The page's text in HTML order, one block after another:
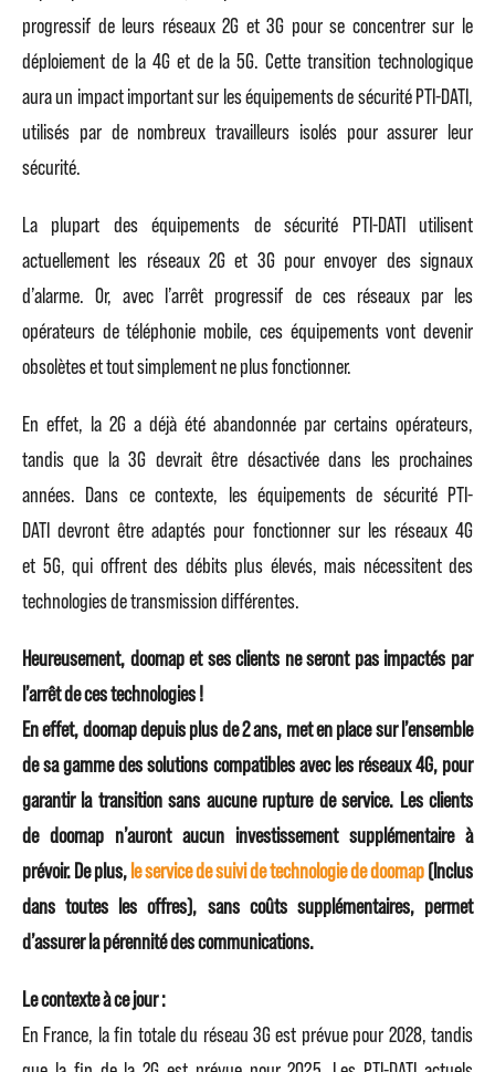
progressif de leurs réseaux 2G et 3G pour se concentrer sur le
déploiement de la 4G et de la 5G. Cette transition technologique
aura un impact important sur les équipements de sécurité PTI-DATI,
utilisés par de nombreux travailleurs isolés pour assurer leur
sécurité.
La plupart des équipements de sécurité PTI-DATI utilisent
actuellement les réseaux 2G et 3G pour envoyer des signaux
d’alarme. Or, avec l’arrêt progressif de ces réseaux par les
opérateurs de téléphonie mobile, ces équipements vont devenir
obsolètes et tout simplement ne plus fonctionner.
En effet, la 2G a déjà été abandonnée par certains opérateurs,
tandis que la 3G devrait être désactivée dans les prochaines
années. Dans ce contexte, les équipements de sécurité PTI-
DATI devront être adaptés pour fonctionner sur les réseaux 4G
et 5G, qui offrent des débits plus élevés, mais nécessitent des
technologies de transmission différentes.
Heureusement, doomap et ses clients ne seront pas impactés par
l’arrêt de ces technologies !
En effet, doomap depuis plus de 2 ans, met en place sur l’ensemble
de sa gamme des solutions compatibles avec les réseaux 4G, pour
garantir la transition sans aucune rupture de service. Les clients
de doomap n’auront aucun investissement supplémentaire à
prévoir. De plus, le service de suivi de technologie de doomap (Inclus
dans toutes les offres), sans coûts supplémentaires, permet
d’assurer la pérennité des communications.
Le contexte à ce jour :
En France, la fin totale du réseau 3G est prévue pour 2028, tandis